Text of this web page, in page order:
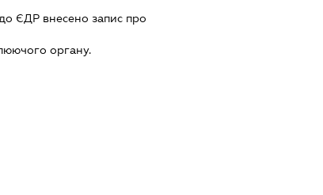
до ЄДР внесено запис про
органу.